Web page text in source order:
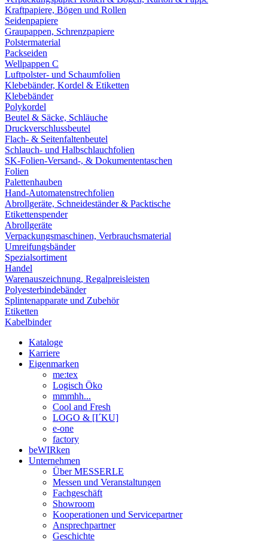
Kraftpapiere, Bögen und Rollen
Seidenpapiere
Graupappen, Schrenzpapiere
Polstermaterial
Packseiden
Wellpappen C
Luftpolster- und Schaumfolien
Klebebänder, Kordel & Etiketten
Klebebänder
Polykordel
Beutel & Säcke, Schläuche
Druckverschlussbeutel
Flach- & Seitenfaltenbeutel
Schlauch- und Halbschlauchfolien
SK-Folien-Versand-, & Dokumententaschen
Folien
Palettenhauben
Hand-Automatenstrechfolien
Abrollgeräte, Schneideständer & Packtische
Etikettenspender
Abrollgeräte
Verpackungsmaschinen, Verbrauchsmaterial
Umreifungsbänder
Spezialsortiment
Handel
Warenauszeichnung, Regalpreisleisten
Polyesterbindebänder
Splintenapparate und Zubehör
Etiketten
Kabelbinder
Kataloge
Karriere
Eigenmarken
me:tex
Logisch Öko
mmmhh...
Cool and Fresh
LOGO & [I´KU]
e-one
factory
beWIRken
Unternehmen
Über MESSERLE
Messen und Veranstaltungen
Fachgeschäft
Showroom
Kooperationen und Servicepartner
Ansprechpartner
Geschichte